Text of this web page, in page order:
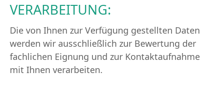
VERARBEITUNG:
Die von Ihnen zur Verfügung gestellten Daten
werden wir ausschließlich zur Bewertung der
fachlichen Eignung und zur Kontaktaufnahme
mit Ihnen verarbeiten.